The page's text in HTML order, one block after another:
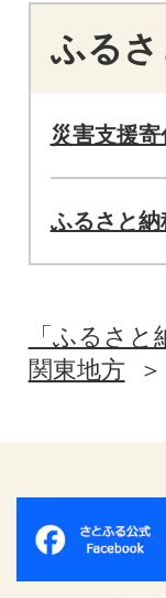
ふる
災害支援寄
ふるさと
「ふるさと
関東地方